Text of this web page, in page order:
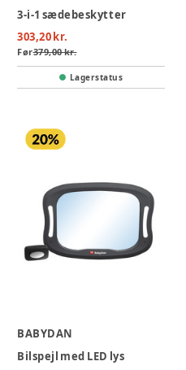
3-i-1 sædebeskytter
303,20 kr.
Før379,00 kr.
Lagerstatus
BABYDAN
Bilspejl med LED lys